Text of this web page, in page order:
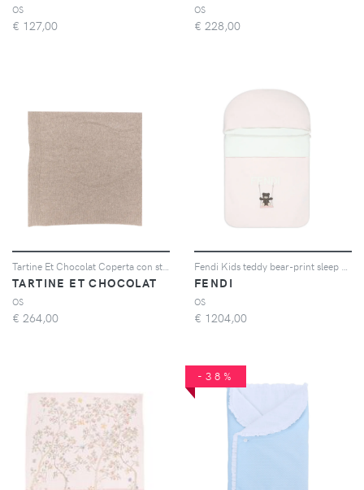
OS
€ 127,00
OS
€ 228,00
TARTINE ET CHOCOLAT
OS
€ 264,00
FENDI
OS
€ 1204,00
-38%